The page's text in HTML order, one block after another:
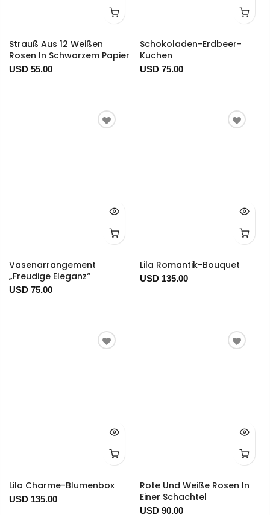
Strauß Aus 12 Weißen
Rosen In Schwarzem Papier
USD 55.00
Schokoladen-Erdbeer-
Kuchen
USD 75.00
Vasenarrangement
„Freudige Eleganz“
USD 75.00
Lila Romantik-Bouquet
USD 135.00
Lila Charme-Blumenbox
USD 135.00
Rote Und Weiße Rosen In
Einer Schachtel
USD 90.00